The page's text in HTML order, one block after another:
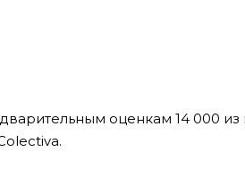
оценкам 14 000 из